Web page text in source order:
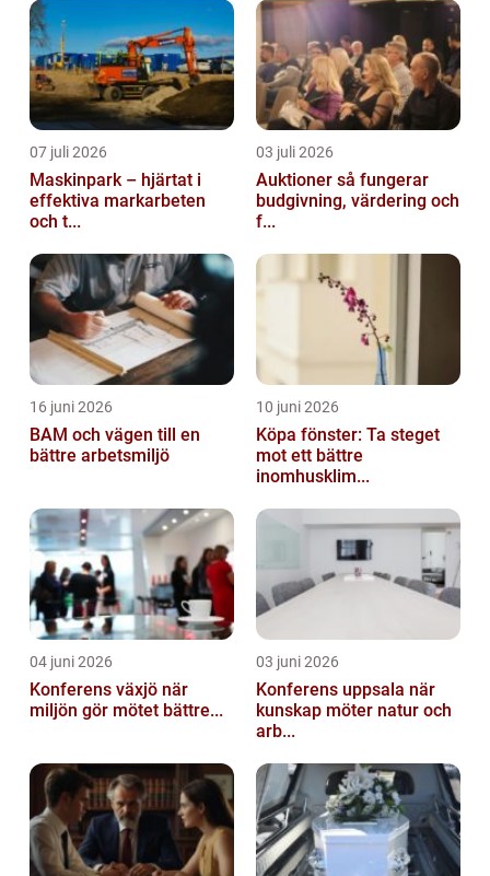
07 juli 2026
Maskinpark – hjärtat i
effektiva markarbeten
och t...
03 juli 2026
Auktioner så fungerar
budgivning, värdering och
f...
16 juni 2026
BAM och vägen till en
bättre arbetsmiljö
10 juni 2026
Köpa fönster: Ta steget
mot ett bättre
inomhusklim...
04 juni 2026
Konferens växjö när
miljön gör mötet bättre...
03 juni 2026
Konferens uppsala när
kunskap möter natur och
arb...